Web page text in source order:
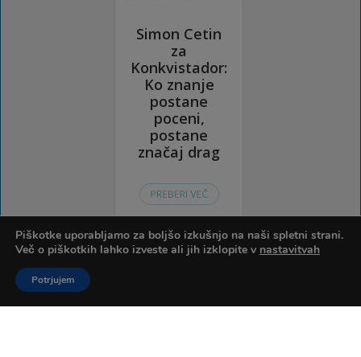
Piškotke uporabljamo za boljšo izkušnjo na naši spletni strani.
Več o piškotkih lahko izveste ali jih izklopite v nastavitvah
Potrjujem